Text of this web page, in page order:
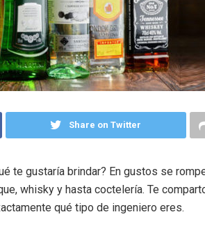
Share on Twitter
te gustaría brindar? En gustos se
whisky y hasta coctelería. Te
qué tipo de ingeniero eres.